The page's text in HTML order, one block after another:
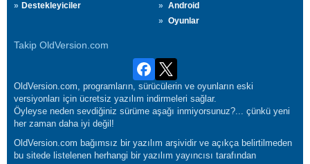
Destekleyiciler
Android
Oyunlar
Takip OldVersion.com
OldVersion.com, programların, sürücülerin ve oyunların eski
versiyonları için ücretsiz yazılım indirmeleri sağlar.
Öyleyse neden sevdiğiniz sürüme aşağı inmiyorsunuz?... çünkü yeni
her zaman daha iyi değil!
OldVersion.com bağımsız bir yazılım arşividir ve açıkça belirtilmeden
bu sitede listelenen herhangi bir yazılım yayıncısı tarafından